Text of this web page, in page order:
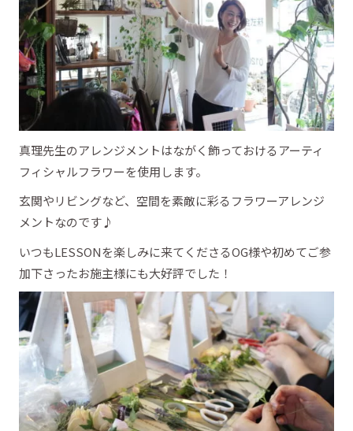
真理先生のアレンジメントはながく飾っておけるアーティ
フィシャルフラワーを使用します。
玄関やリビングなど、空間を素敵に彩るフラワーアレンジ
メントなのです♪
いつもLESSONを楽しみに来てくださるOG様や初めてご参
加下さったお施主様にも大好評でした！